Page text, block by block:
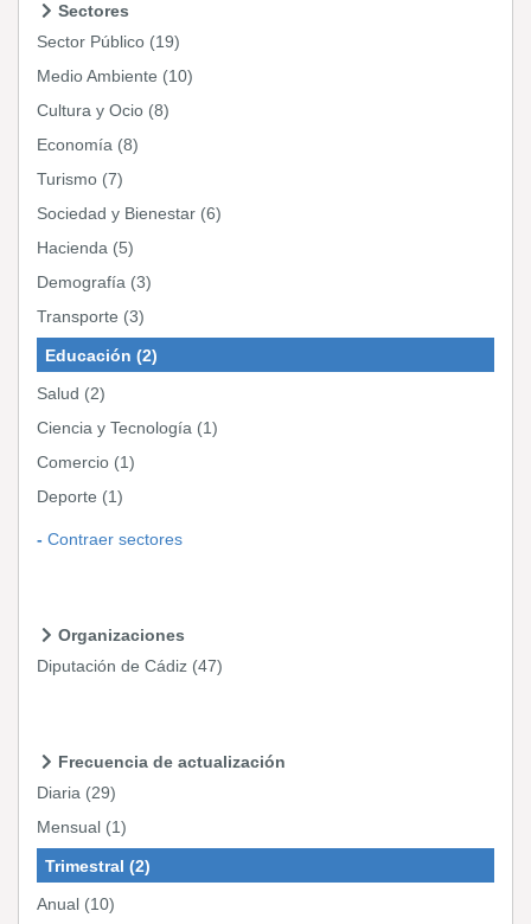
Sectores
Sector Público (19)
Medio Ambiente (10)
Cultura y Ocio (8)
Economía (8)
Turismo (7)
Sociedad y Bienestar (6)
Hacienda (5)
Demografía (3)
Transporte (3)
Educación (2)
Salud (2)
Ciencia y Tecnología (1)
Comercio (1)
Deporte (1)
Contraer sectores
Organizaciones
Diputación de Cádiz (47)
Frecuencia de actualización
Diaria (29)
Mensual (1)
Trimestral (2)
Anual (10)